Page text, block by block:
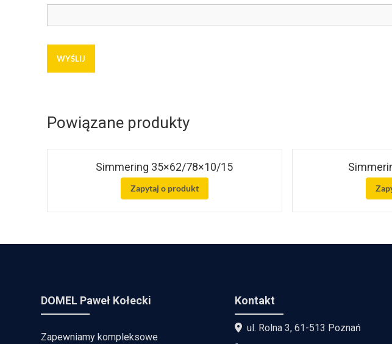
Powiązane produkty
Simmering 35×62/78×10/15
Zapytaj o produkt
DOMEL Paweł Kołecki
Zapewniamy kompleksowe
Kontakt
ul. Rolna 3, 61-513 Poznań